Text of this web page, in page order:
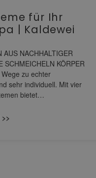
für Ihr
| Kaldewei
AUS NACHHALTIGER
SCHMEICHELN KÖRPER
zu echter
sehr individuell. Mit vier
bietet…